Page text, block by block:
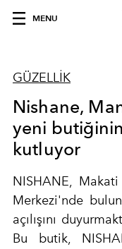
MENU
GÜZELLİK
Nishane,
yeni butiğinin
kutluyor
NISHANE,
Merkezi'nde
açılışını
Bu butik,